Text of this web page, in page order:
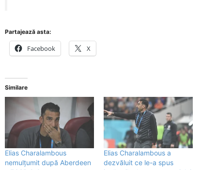
Partajează asta:
Facebook X
Similare
Elias Charalambous
nemulțumit după Aberdeen
Elias Charalambous a
dezvăluit ce le-a spus